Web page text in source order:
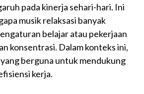
pada kinerja sehari-hari. Ini
musik relaksasi banyak
belajar atau pekerjaan
konsentrasi. Dalam konteks ini,
berguna untuk mendukung
kerja.